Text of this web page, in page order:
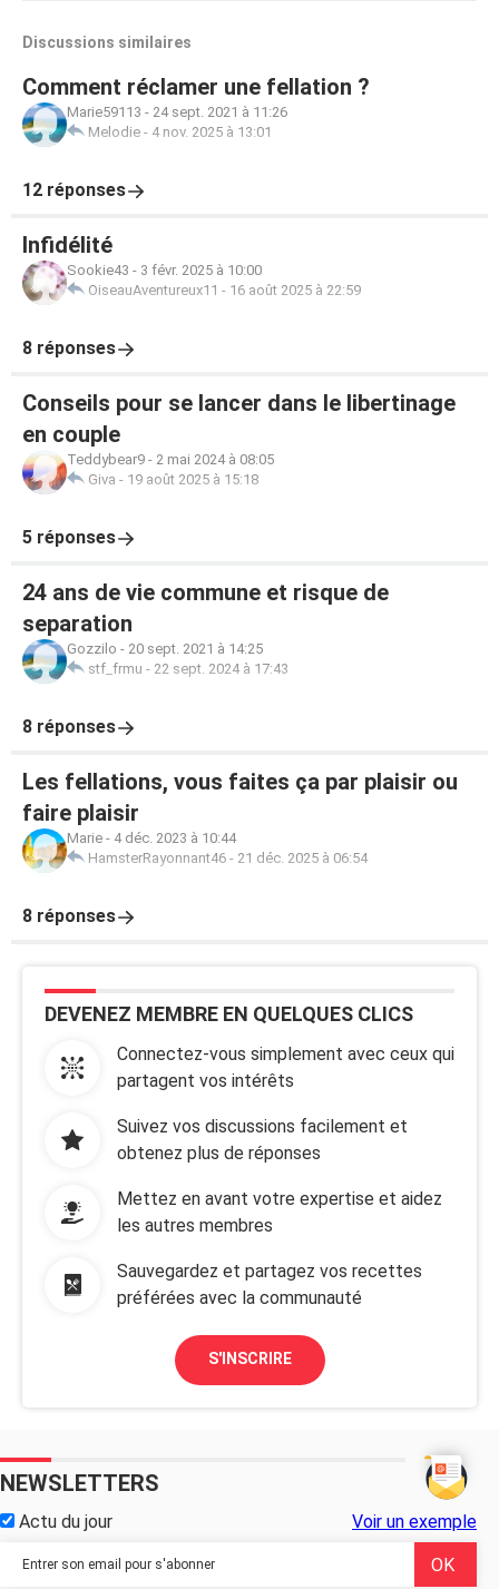
Discussions similaires
Comment réclamer une fellation ?
Marie59113 - 24 sept. 2021 à 11:26
Melodie - 4 nov. 2025 à 13:01
12 réponses
Infidélité
Sookie43 - 3 févr. 2025 à 10:00
OiseauAventureux11 - 16 août 2025 à 22:59
8 réponses
Conseils pour se lancer dans le libertinage
en couple
Teddybear9 - 2 mai 2024 à 08:05
Giva - 19 août 2025 à 15:18
5 réponses
24 ans de vie commune et risque de
separation
Gozzilo - 20 sept. 2021 à 14:25
stf_frmu - 22 sept. 2024 à 17:43
8 réponses
Les fellations, vous faites ça par plaisir ou
faire plaisir
Marie - 4 déc. 2023 à 10:44
HamsterRayonnant46 - 21 déc. 2025 à 06:54
8 réponses
DEVENEZ MEMBRE EN QUELQUES CLICS
Connectez-vous simplement avec ceux qui
partagent vos intérêts
Suivez vos discussions facilement et
obtenez plus de réponses
Mettez en avant votre expertise et aidez
les autres membres
Sauvegardez et partagez vos recettes
préférées avec la communauté
S'INSCRIRE
NEWSLETTERS
Actu du jour Voir un exemple